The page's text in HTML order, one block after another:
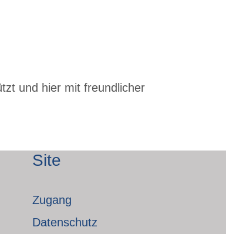
und hier mit freundlicher
Site
Zugang
Datenschutz